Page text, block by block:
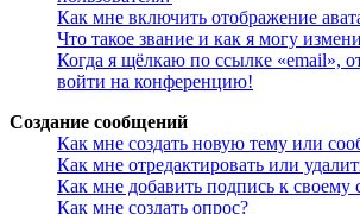
Как мне включить отображение
Что такое звание и как я могу
Когда я щёлкаю по ссылке «email»,
войти на конференцию!
Создание сообщений
Как мне создать новую тему или
Как мне отредактировать или
Как мне добавить подпись к
Как мне создать опрос?